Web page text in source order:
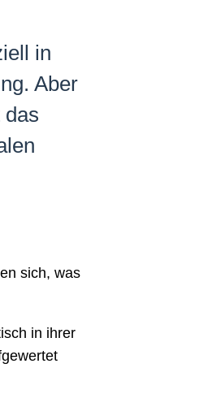
in
Aber
sich, was
in ihrer